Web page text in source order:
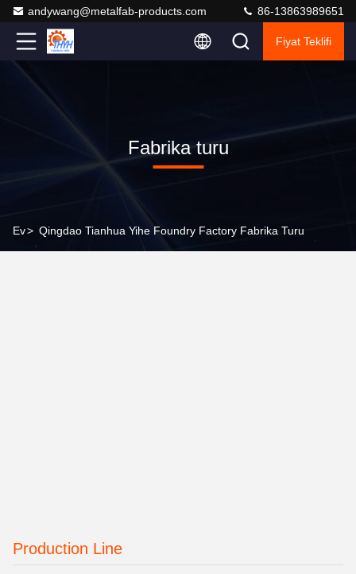
andywang@metalfab-products.com 86-13863989651
Fiyat Teklifi
Fabrika turu
Ev> Qingdao Tianhua Yihe Foundry Factory Fabrika Turu
Production Line